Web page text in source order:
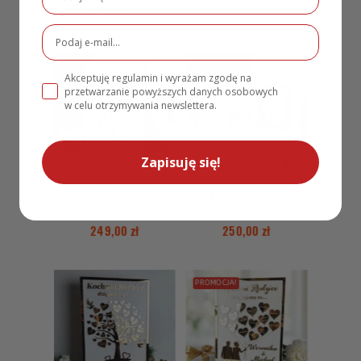
250,00zł
Podziękowanie dla
249,00 zł
Akrylowe
250,00 zł
PROMOCJA!
Akceptuję regulamin i wyrażam zgodę na
przetwarzanie powyższych danych osobowych
w celu otrzymywania newslettera.
Zapisuję się!